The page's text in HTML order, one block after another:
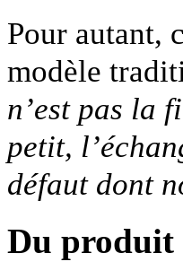
Pour autant,
modèle
n’est pas la
petit,
défaut dont
Du produit